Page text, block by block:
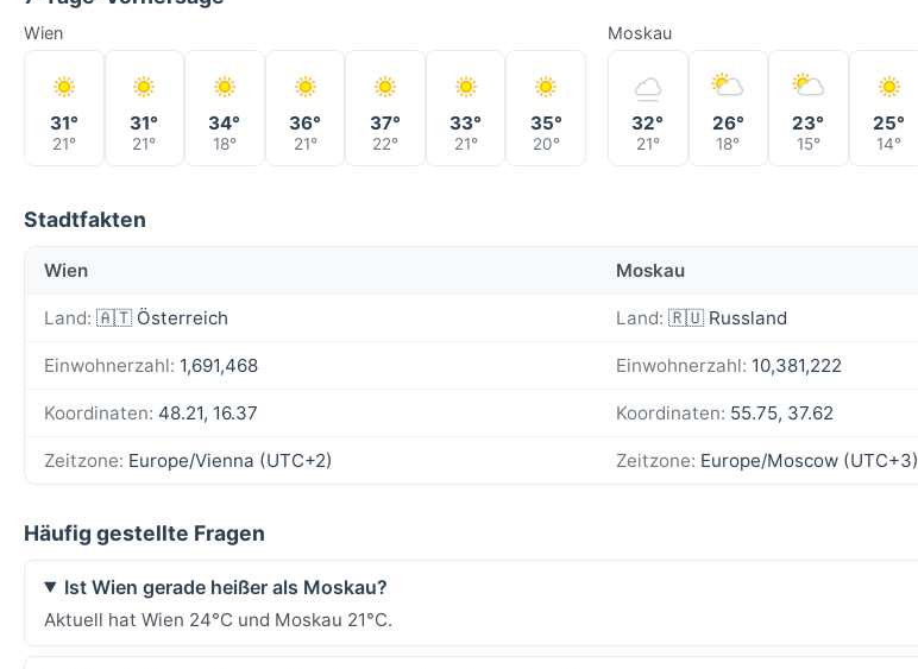
Wien
31°
21°
31°
21°
34°
18°
36°
21°
37°
22°
33°
21°
35°
20°
Moskau
32°
21°
26°
18°
23°
15°
25°
14°
Stadtfakten
Wien Moskau
Land: 🇦🇹 Österreich Land: 🇷🇺 Russland
Einwohnerzahl: 1,691,468 Einwohnerzahl: 10,381,222
Koordinaten: 48.21, 16.37 Koordinaten: 55.75, 37.62
Zeitzone: Europe/Vienna (UTC+2) Zeitzone: Europe/Moscow (UTC+3)
Häufig gestellte Fragen
Ist Wien gerade heißer als Moskau?
Aktuell hat Wien 24°C und Moskau 21°C.